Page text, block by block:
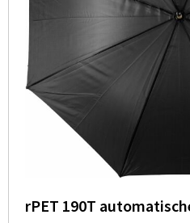
rPET 190T